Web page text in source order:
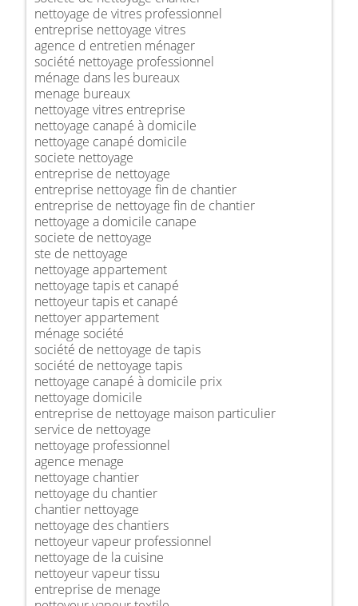
nettoyage de vitres professionnel
entreprise nettoyage vitres
agence d entretien ménager
société nettoyage professionnel
ménage dans les bureaux
menage bureaux
nettoyage vitres entreprise
nettoyage canapé à domicile
nettoyage canapé domicile
societe nettoyage
entreprise de nettoyage
entreprise nettoyage fin de chantier
entreprise de nettoyage fin de chantier
nettoyage a domicile canape
societe de nettoyage
ste de nettoyage
nettoyage appartement
nettoyage tapis et canapé
nettoyeur tapis et canapé
nettoyer appartement
ménage société
société de nettoyage de tapis
société de nettoyage tapis
nettoyage canapé à domicile prix
nettoyage domicile
entreprise de nettoyage maison particulier
service de nettoyage
nettoyage professionnel
agence menage
nettoyage chantier
nettoyage du chantier
chantier nettoyage
nettoyage des chantiers
nettoyeur vapeur professionnel
nettoyage de la cuisine
nettoyeur vapeur tissu
entreprise de menage